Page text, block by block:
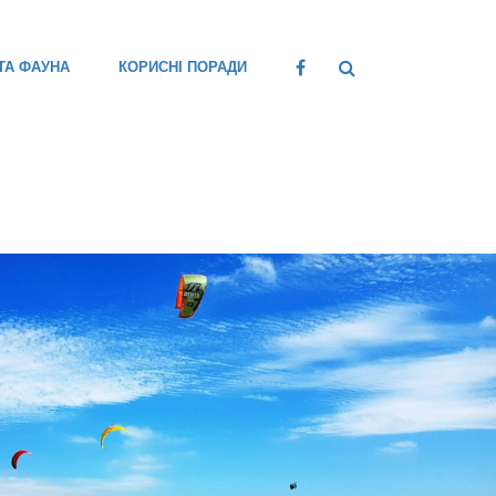
ФАУНА КОРИСНІ ПОРАДИ